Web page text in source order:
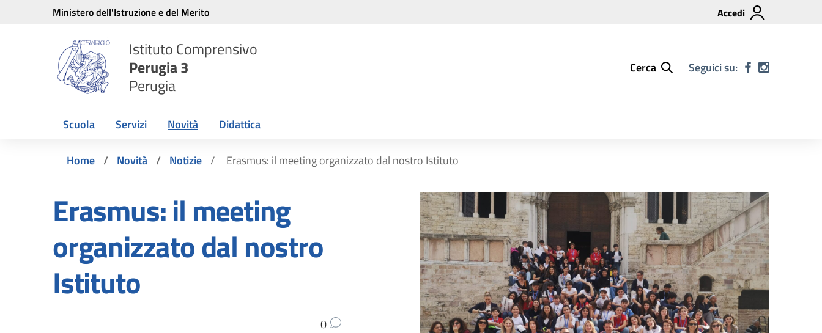
Vai ai contenuti
Vai al menu di navigazione
Ministero dell'Istruzione e del Merito Accedi
Istituto Comprensivo
Perugia 3
Perugia
Cerca Seguici su:
Scuola Servizi Novità Didattica
Home Novità Notizie Erasmus: il meeting organizzato dal nostro Istituto
Erasmus: il meeting
organizzato dal nostro
Istituto
0